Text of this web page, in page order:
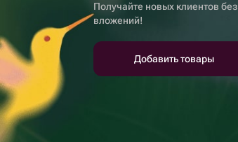
Получайте новых клиентов без
вложений!
Добавить товары